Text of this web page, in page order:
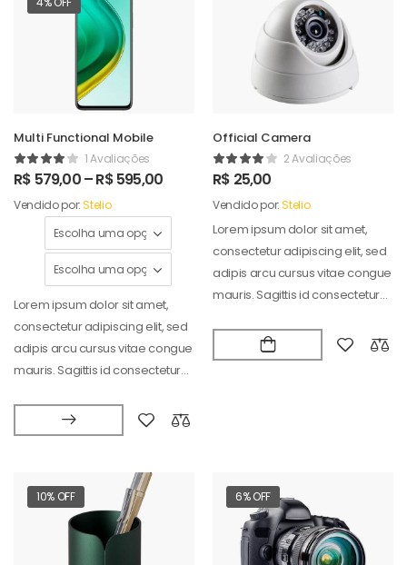
Multi Functional Mobile
1 Avaliações
R$ 579,00–R$595,00
Vendido por:Stelio
Lorem ipsum dolor sit amet,
consectetur adipiscing elit, sed
adipis arcu cursus vitae congue
mauris. Sagittis id consectetur
Official Camera
2 Avaliações
R$ 25,00
Vendido por:Stelio
Lorem ipsum dolor sit amet,
consectetur adipiscing elit, sed
adipis arcu cursus vitae congue
mauris. Sagittis id consectetur
10% OFF 6% OFF